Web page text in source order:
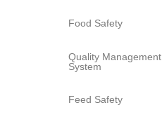
Food Safety
Quality Management
System
Feed Safety